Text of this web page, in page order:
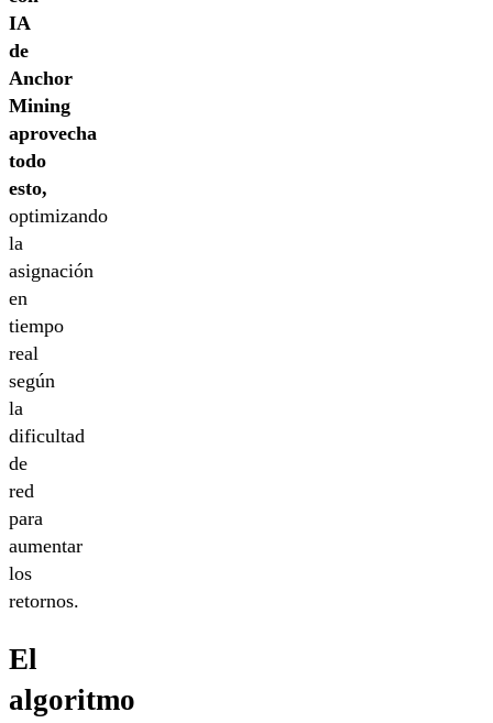
IA
de
Anchor
Mining
aprovecha
todo
esto,
optimizando
la
asignación
en
tiempo
real
según
la
dificultad
de
red
para
aumentar
los
retornos.
El
algoritmo